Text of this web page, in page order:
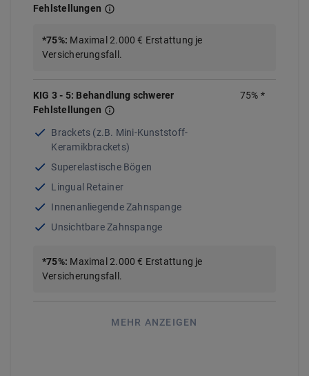
Fehlstellungen
*75%: Maximal 2.000 € Erstattung je
Versicherungsfall.
KIG 3 - 5: Behandlung schwerer
Fehlstellungen
Brackets (z.B. Mini-Kunststoff-
Keramikbrackets)
Superelastische Bögen
Lingual Retainer
Innenanliegende Zahnspange
Unsichtbare Zahnspange
75% *
*75%: Maximal 2.000 € Erstattung je
Versicherungsfall.
MEHR ANZEIGEN